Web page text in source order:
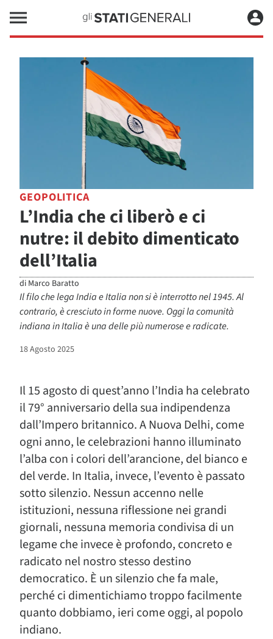
GEOPOLITICA
L’India che ci liberò e ci
nutre: il debito dimenticato
dell’Italia
di Marco Baratto
Il filo che lega India e Italia non si è interrotto nel 1945. Al
contrario, è cresciuto in forme nuove. Oggi la comunità
indiana in Italia è una delle più numerose e radicate.
18 Agosto 2025
Il 15 agosto di quest’anno l’India ha celebrato
il 79° anniversario della sua indipendenza
dall’Impero britannico. A Nuova Delhi, come
ogni anno, le celebrazioni hanno illuminato
l’alba con i colori dell’arancione, del bianco e
del verde. In Italia, invece, l’evento è passato
sotto silenzio. Nessun accenno nelle
istituzioni, nessuna riflessione nei grandi
giornali, nessuna memoria condivisa di un
legame che invece è profondo, concreto e
radicato nel nostro stesso destino
democratico. È un silenzio che fa male,
perché ci dimentichiamo troppo facilmente
quanto dobbiamo, ieri come oggi, al popolo
indiano.